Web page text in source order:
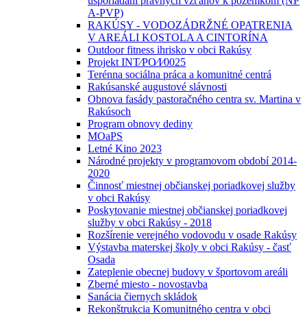
A-PVP)
RAKÚSY - VODOZÁDRŽNÉ OPATRENIA
V AREÁLI KOSTOLA A CINTORÍNA
Outdoor fitness ihrisko v obci Rakúsy
Projekt INT⁄PO⁄I⁄0025
Terénna sociálna práca a komunitné centrá
Rakúsanské augustové slávnosti
Obnova fasády pastoračného centra sv. Martina v
Rakúsoch
Program obnovy dediny
MOaPS
Letné Kino 2023
Národné projekty v programovom období 2014-
2020
Činnosť miestnej občianskej poriadkovej služby
v obci Rakúsy
Poskytovanie miestnej občianskej poriadkovej
služby v obci Rakúsy - 2018
Rozšírenie verejného vodovodu v osade Rakúsy
Výstavba materskej školy v obci Rakúsy - časť
Osada
Zateplenie obecnej budovy v športovom areáli
Zberné miesto - novostavba
Sanácia čiernych skládok
Rekonštrukcia Komunitného centra v obci